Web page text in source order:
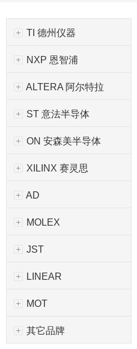
TI 德州仪器
NXP 恩智浦
ALTERA 阿尔特拉
ST 意法半导体
ON 安森美半导体
XILINX 赛灵思
AD
MOLEX
JST
LINEAR
MOT
其它品牌